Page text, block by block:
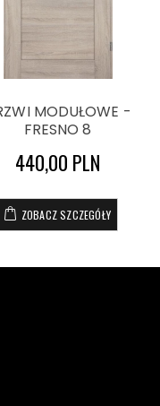
MODUŁOWE -
FRESNO 8
440,00 PLN
ZOBACZ SZCZEGÓŁY